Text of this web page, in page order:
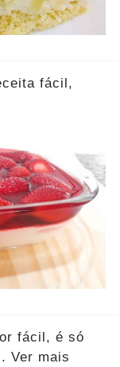
fácil,
fácil, é só
Ver mais